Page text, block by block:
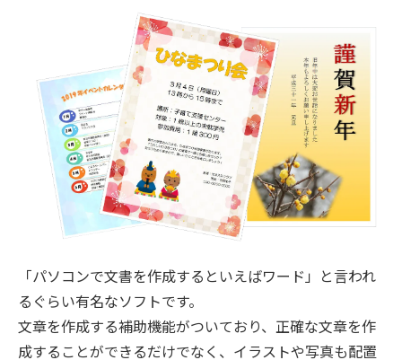
「パソコンで文書を作成するといえばワード」と言われ
るぐらい有名なソフトです。
文章を作成する補助機能がついており、正確な文章を作
成することができるだけでなく、イラストや写真も配置